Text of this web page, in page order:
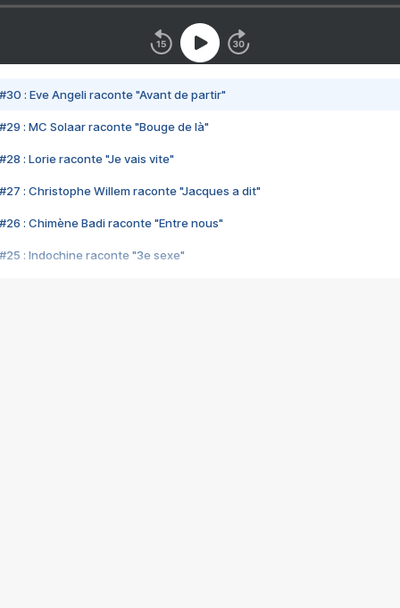
#30 : Eve Angeli raconte "Avant de partir"
#29 : MC Solaar raconte "Bouge de là"
#28 : Lorie raconte "Je vais vite"
#27 : Christophe Willem raconte "Jacques a dit"
#26 : Chimène Badi raconte "Entre nous"
#25 : Indochine raconte "3e sexe"